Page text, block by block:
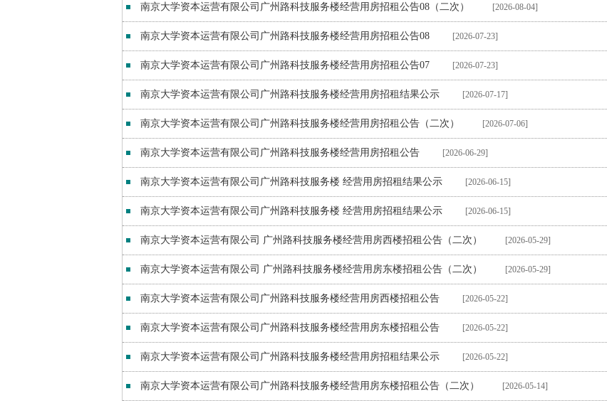
南京大学资本运营有限公司广州路科技服务楼经营用房招租公告08（二次） [2026-08-04]
南京大学资本运营有限公司广州路科技服务楼经营用房招租公告08 [2026-07-23]
南京大学资本运营有限公司广州路科技服务楼经营用房招租公告07 [2026-07-23]
南京大学资本运营有限公司广州路科技服务楼经营用房招租结果公示 [2026-07-17]
南京大学资本运营有限公司广州路科技服务楼经营用房招租公告（二次） [2026-07-06]
南京大学资本运营有限公司广州路科技服务楼经营用房招租公告 [2026-06-29]
南京大学资本运营有限公司广州路科技服务楼 经营用房招租结果公示 [2026-06-15]
南京大学资本运营有限公司广州路科技服务楼 经营用房招租结果公示 [2026-06-15]
南京大学资本运营有限公司 广州路科技服务楼经营用房西楼招租公告（二次） [2026-05-29]
南京大学资本运营有限公司 广州路科技服务楼经营用房东楼招租公告（二次） [2026-05-29]
南京大学资本运营有限公司广州路科技服务楼经营用房西楼招租公告 [2026-05-22]
南京大学资本运营有限公司广州路科技服务楼经营用房东楼招租公告 [2026-05-22]
南京大学资本运营有限公司广州路科技服务楼经营用房招租结果公示 [2026-05-22]
南京大学资本运营有限公司广州路科技服务楼经营用房东楼招租公告（二次） [2026-05-14]